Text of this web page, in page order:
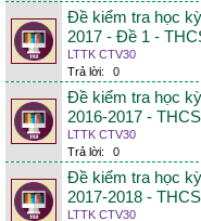
Đề kiểm tra học
2017 - Đề 1 -
LTTK CTV30
Trả lời:
0
Đề kiểm tra học
2016-2017 -
LTTK CTV30
Trả lời:
0
Đề kiểm tra học
2017-2018 -
LTTK CTV30